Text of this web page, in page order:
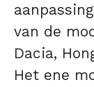
van de
Dacia,
Het ene